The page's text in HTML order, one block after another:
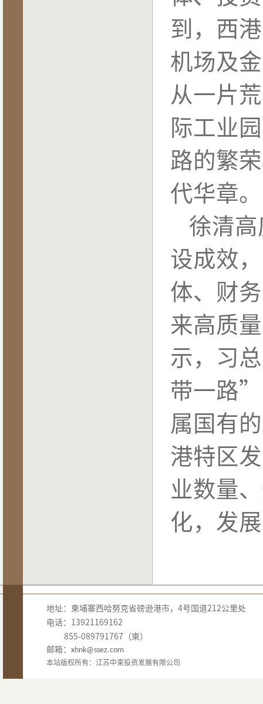
到，西
机场及
从一片
际工业
路的繁
代华章。
徐清
设成效
体、财
来高质
示，习
带一路”
属国有
港特区
业数量
化，发
地址：柬埔寨西哈努克省磅逊港市，4号国道212公里处
电话：13921169162
855-089791767（柬）
邮箱： xhnk@ssez.com
本站版权所有：江苏中柬投资发展有限公司